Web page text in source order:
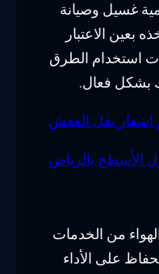
غسيل وصيانة
بعين الاعتبار
استخدام الطرق
بشكل فعال.
اسعار نقل العفش
الأسطح بالرياض
من الخدمات
على الأداء